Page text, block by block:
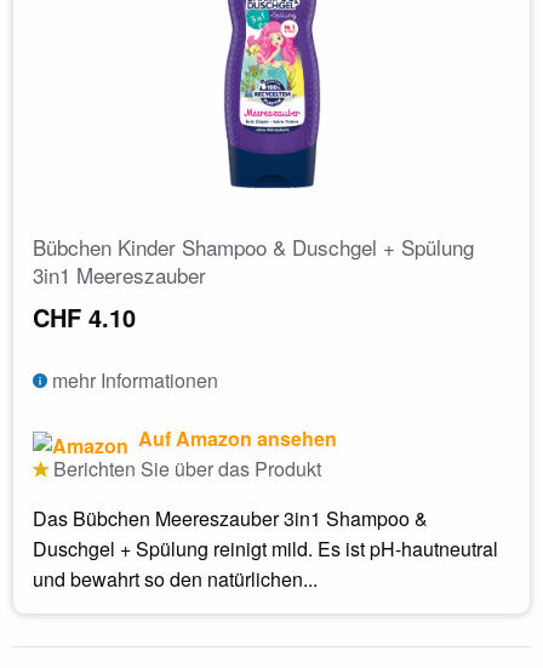
Bübchen Kinder Shampoo & Duschgel + Spülung
3in1 Meereszauber
CHF 4.10
mehr Informationen
Auf Amazon ansehen
Berichten Sie über das Produkt
Das Bübchen Meereszauber 3in1 Shampoo &
Duschgel + Spülung reinigt mild. Es ist pH-hautneutral
und bewahrt so den natürlichen...